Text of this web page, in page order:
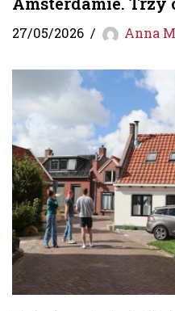
27/05/2026 Anna